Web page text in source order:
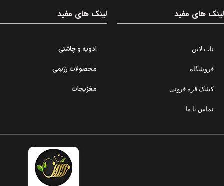
لینک های مفید
نات لاین
فروشگاه
کشک قره قروتی
تماس با ما
لینک های مفید
ادویه و چاشنی
محصولات رژیمی
مغزیجات